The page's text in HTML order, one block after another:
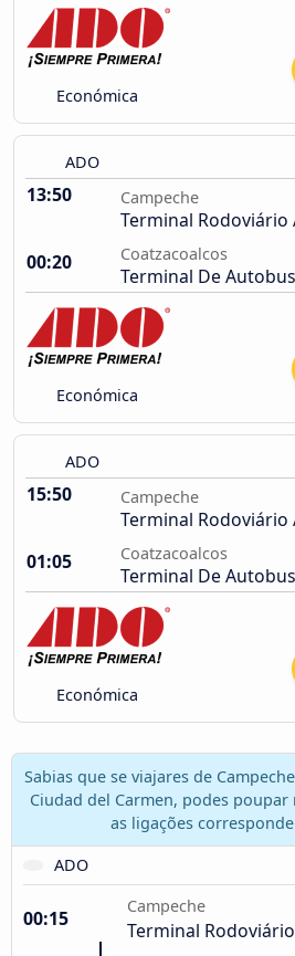
Económica
ADO
13:50 Campeche
Terminal Rodoviário
00:20
Coatzacoalcos
Terminal De
Económica
ADO
15:50 Campeche
Terminal Rodoviário
01:05
Coatzacoalcos
Terminal De
Económica
Sabias que se viajares de
Ciudad del Carmen, podes poupar
as ligações
ADO
00:15
Campeche
Terminal